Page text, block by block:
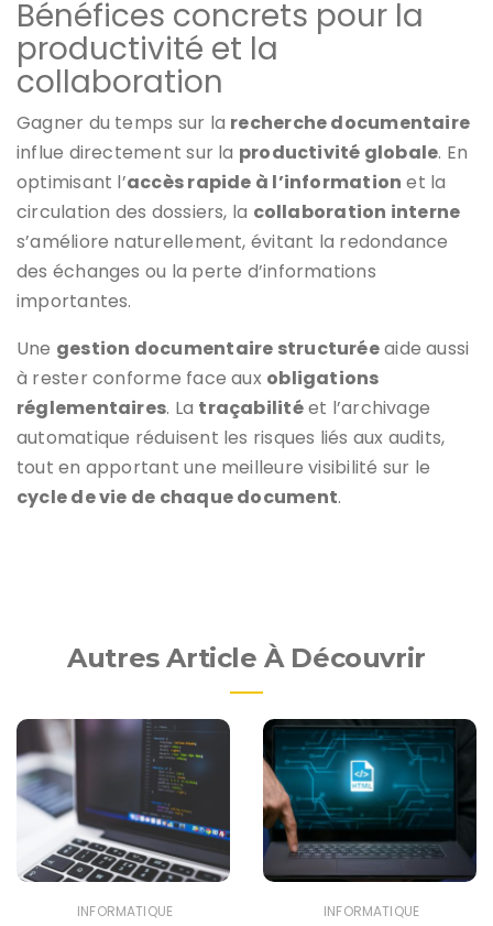
Bénéfices concrets pour la
productivité et la
collaboration
Gagner du temps sur la recherche documentaire
influe directement sur la productivité globale. En
optimisant l’accès rapide à l’information et la
circulation des dossiers, la collaboration interne
s’améliore naturellement, évitant la redondance
des échanges ou la perte d’informations
importantes.
Une gestion documentaire structuréeaide aussi
à rester conforme face aux obligations
réglementaires. La traçabilitéet l’archivage
automatique réduisent les risques liés aux audits,
tout en apportant une meilleure visibilité sur le
cycle de vie de chaque document.
Autres Article À Découvrir
INFORMATIQUE INFORMATIQUE